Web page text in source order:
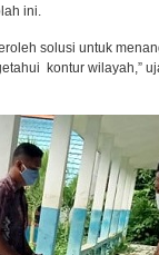
ini.
solusi untuk
kontur wilayah,”